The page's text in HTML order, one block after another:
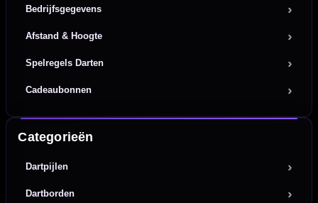
Bedrijfsgegevens
Afstand & Hoogte
Spelregels Darten
Cadeaubonnen
Categorieën
Dartpijlen
Dartborden